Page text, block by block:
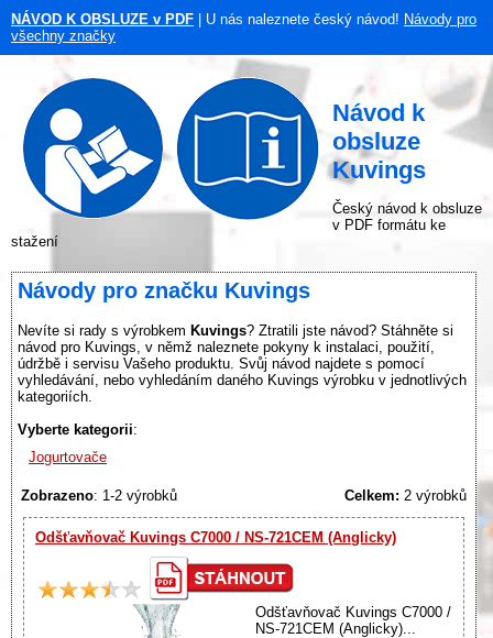
NÁVOD K OBSLUZE v PDF | U nás naleznete český návod! Návody pro
všechny značky
Návod k
obsluze
Kuvings
Český návod k obsluze
v PDF formátu ke
stažení
Návody pro značku Kuvings
Nevíte si rady s výrobkem Kuvings? Ztratili jste návod? Stáhněte si
návod pro Kuvings, v němž naleznete pokyny k instalaci, použití,
údržbě i servisu Vašeho produktu. Svůj návod najdete s pomocí
vyhledávání, nebo vyhledáním daného Kuvings výrobku v jednotlivých
kategoriích.
Vyberte kategorii:
Jogurtovače
Zobrazeno: 1-2 výrobků Celkem: 2 výrobků
Odšťavňovač Kuvings C7000 / NS-721CEM (Anglicky)
Odšťavňovač Kuvings C7000 /
NS-721CEM (Anglicky)...